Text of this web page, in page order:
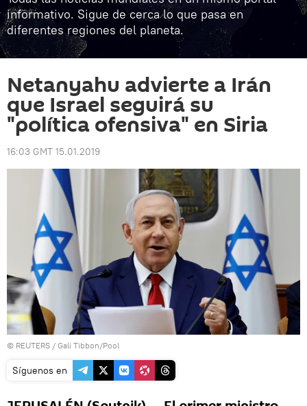
informativo. Sigue de cerca lo que pasa en
diferentes regiones del planeta.
Netanyahu advierte a Irán
que Israel seguirá su
"política ofensiva" en Siria
16:03 GMT 15.01.2019
© REUTERS / Gali Tibbon/Pool
Síguenos en